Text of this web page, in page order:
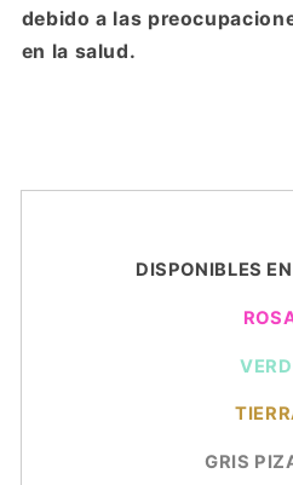
debido a las
en la salud.
DISPONIBLES
GRIS